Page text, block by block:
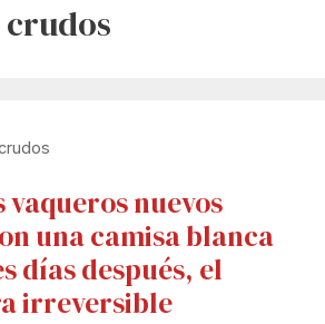
vaqueros nuevos
una camisa blanca
días después, el
irreversible